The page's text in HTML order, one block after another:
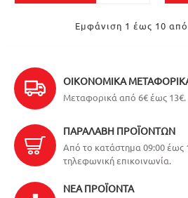
Εμφάνιση 1 έως 10
ΟΙΚΟΝΟΜΙΚΆ
Μεταφορικά από 6€ έως 13€.
ΠΑΡΑΛΑΒΉ ΠΡΟΪΌΝΤΩΝ
Από το κατάστημα 09:00 έως
τηλεφωνική επικοινωνία.
ΝΈΑ ΠΡΟΪΌΝΤΑ